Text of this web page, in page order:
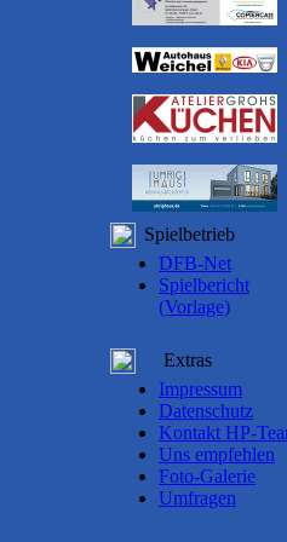
Spielbetrieb
DFB-Net
Spielbericht
(Vorlage)
Extras
Impressum
Datenschutz
Kontakt HP-
Uns empfehlen
Foto-Galerie
Umfragen